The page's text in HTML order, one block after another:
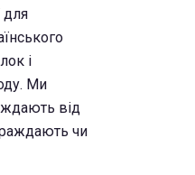
для
і
Ми
від
чи